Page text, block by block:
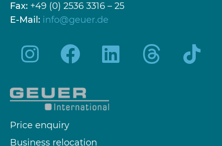
Fax: +49 (0) 2536 3316 – 25
E-Mail: info@geuer.de
Price enquiry
Business relocation